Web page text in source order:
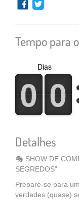
Tempo para
0
0
1
1 0
0
1
1
Dias
Detalhes
🎭 SHOW DE
SEGREDOS”
Prepare-se para
verdades (quase)